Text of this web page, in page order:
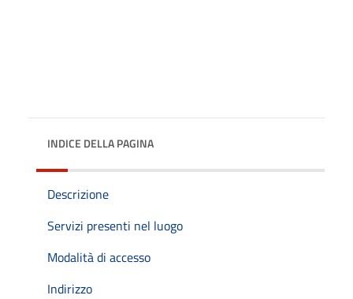
INDICE DELLA PAGINA
Descrizione
Servizi presenti nel luogo
Modalità di accesso
Indirizzo